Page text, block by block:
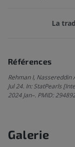
La
Références
Rehman I, Nassereddin
Jul 24. In: StatPearls
2024 Jan–. PMID:
Galerie